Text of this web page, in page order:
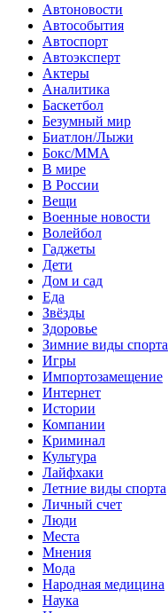
Автоновости
Автособытия
Автоспорт
Автоэксперт
Актеры
Аналитика
Баскетбол
Безумный мир
Биатлон/Лыжи
Бокс/MMA
В мире
В России
Вещи
Военные новости
Волейбол
Гаджеты
Дети
Дом и сад
Еда
Звёзды
Здоровье
Зимние виды спорта
Игры
Импортозамещение
Интернет
Истории
Компании
Криминал
Культура
Лайфхаки
Летние виды спорта
Личный счет
Люди
Места
Мнения
Мода
Народная медицина
Наука